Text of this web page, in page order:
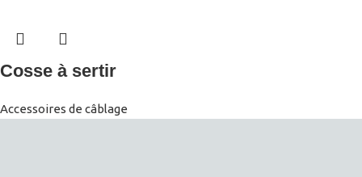
Cosse à sertir
Accessoires de câblage